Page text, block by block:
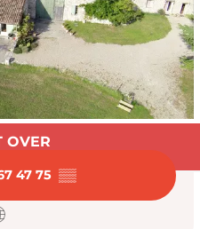
&
OVER
47 75 ▒▒